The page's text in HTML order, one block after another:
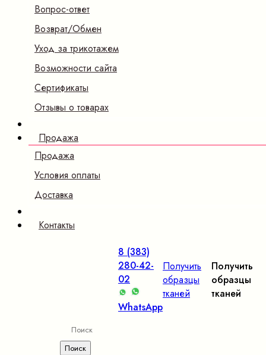
Вопрос-ответ
Возврат/Обмен
Уход за трикотажем
Возможности сайта
Сертификаты
Отзывы о товарах
Продажа
Продажа
Условия оплаты
Доставка
Контакты
8 (383)
280-42-
02
WhatsApp
Получить
образцы
тканей
Получить
образцы
тканей